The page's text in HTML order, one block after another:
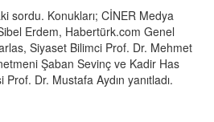
sordu. Konukları; CİNER Medya
Erdem, Habertürk.com Genel
Siyaset Bilimci Prof. Dr. Mehmet
Şaban Sevinç ve Kadir Has
Dr. Mustafa Aydın yanıtladı.